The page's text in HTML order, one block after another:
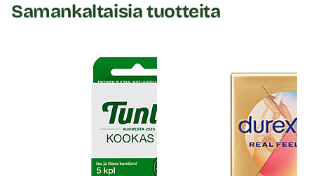
Samankaltaisia tuotteita